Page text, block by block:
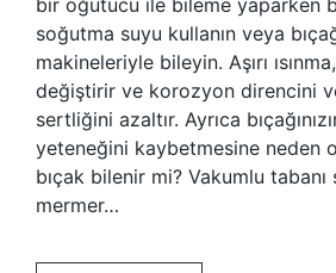
bir öğütücü ile bileme yaparken
soğutma suyu kullanın veya
makineleriyle bileyin. Aşırı
değiştirir ve korozyon direncini
sertliğini azaltır. Ayrıca
yeteneğini kaybetmesine neden
bıçak bilenir mi? Vakumlu
mermer…